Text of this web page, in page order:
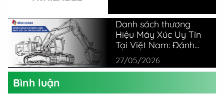
Danh sách thương
Hiệu Máy Xúc Uy Tín
Tại Việt Nam: Đánh
Giá Thực Tế Từ
Chuyên Gia
27/05/2026
Bình luận